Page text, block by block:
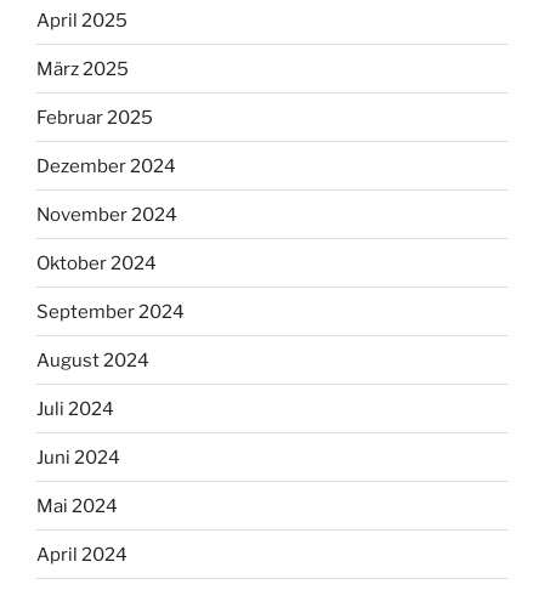
April 2025
März 2025
Februar 2025
Dezember 2024
November 2024
Oktober 2024
September 2024
August 2024
Juli 2024
Juni 2024
Mai 2024
April 2024